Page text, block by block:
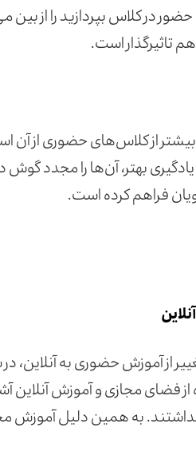
در کلاس بپردازید را از بین
تاثیرگذار است.
از کلاس‌های حضوری از آن
یادگیری بهتر، آن‌ها را مجدد
فراهم کرده است.
از آموزش حضوری به آنلاین، در
فضای مجازی و آموزش آنلاین
به همین دلیل آموزش